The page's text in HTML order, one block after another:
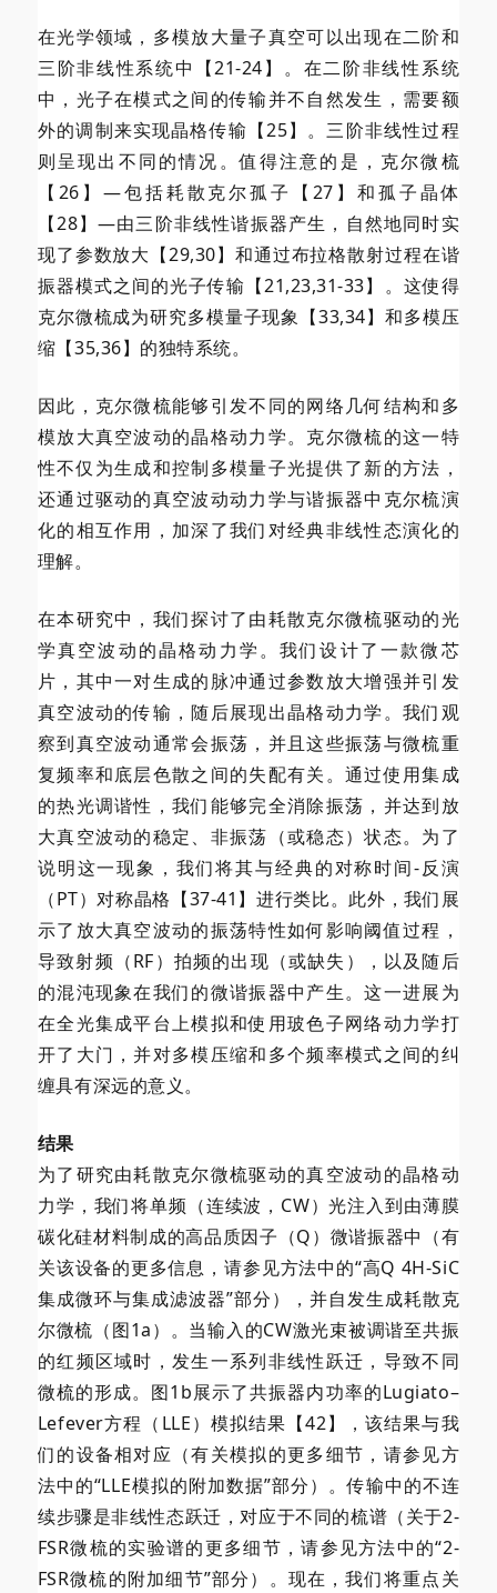
在光学领域，多模放大量子真空可以出现在二阶和
三阶非线性系统中【21-24】。在二阶非线性系统
中，光子在模式之间的传输并不自然发生，需要额
外的调制来实现晶格传输【25】。三阶非线性过程
则呈现出不同的情况。值得注意的是，克尔微梳
【26】—包括耗散克尔孤子【27】和孤子晶体
【28】—由三阶非线性谐振器产生，自然地同时实
现了参数放大【29,30】和通过布拉格散射过程在谐
振器模式之间的光子传输【21,23,31-33】。这使得
克尔微梳成为研究多模量子现象【33,34】和多模压
缩【35,36】的独特系统。
因此，克尔微梳能够引发不同的网络几何结构和多
模放大真空波动的晶格动力学。克尔微梳的这一特
性不仅为生成和控制多模量子光提供了新的方法，
还通过驱动的真空波动动力学与谐振器中克尔梳演
化的相互作用，加深了我们对经典非线性态演化的
理解。
在本研究中，我们探讨了由耗散克尔微梳驱动的光
学真空波动的晶格动力学。我们设计了一款微芯
片，其中一对生成的脉冲通过参数放大增强并引发
真空波动的传输，随后展现出晶格动力学。我们观
察到真空波动通常会振荡，并且这些振荡与微梳重
复频率和底层色散之间的失配有关。通过使用集成
的热光调谐性，我们能够完全消除振荡，并达到放
大真空波动的稳定、非振荡（或稳态）状态。为了
说明这一现象，我们将其与经典的对称时间-反演
（PT）对称晶格【37-41】进行类比。此外，我们展
示了放大真空波动的振荡特性如何影响阈值过程，
导致射频（RF）拍频的出现（或缺失），以及随后
的混沌现象在我们的微谐振器中产生。这一进展为
在全光集成平台上模拟和使用玻色子网络动力学打
开了大门，并对多模压缩和多个频率模式之间的纠
缠具有深远的意义。
结果
为了研究由耗散克尔微梳驱动的真空波动的晶格动
力学，我们将单频（连续波，CW）光注入到由薄膜
碳化硅材料制成的高品质因子（Q）微谐振器中（有
关该设备的更多信息，请参见方法中的“高Q 4H-SiC
集成微环与集成滤波器”部分），并自发生成耗散克
尔微梳（图1a）。当输入的CW激光束被调谐至共振
的红频区域时，发生一系列非线性跃迁，导致不同
微梳的形成。图1b展示了共振器内功率的Lugiato–
Lefever方程（LLE）模拟结果【42】，该结果与我
们的设备相对应（有关模拟的更多细节，请参见方
法中的“LLE模拟的附加数据”部分）。传输中的不连
续步骤是非线性态跃迁，对应于不同的梳谱（关于2-
FSR微梳的实验谱的更多细节，请参见方法中的“2-
FSR微梳的附加细节”部分）。现在，我们将重点关